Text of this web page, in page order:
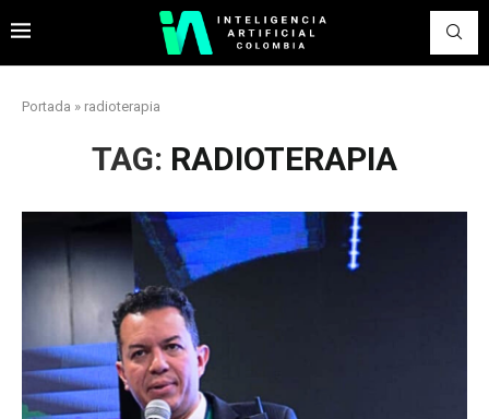
Portada » radioterapia
TAG: RADIOTERAPIA